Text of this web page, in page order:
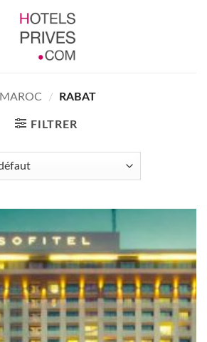
MAROC / RABAT
FILTRER